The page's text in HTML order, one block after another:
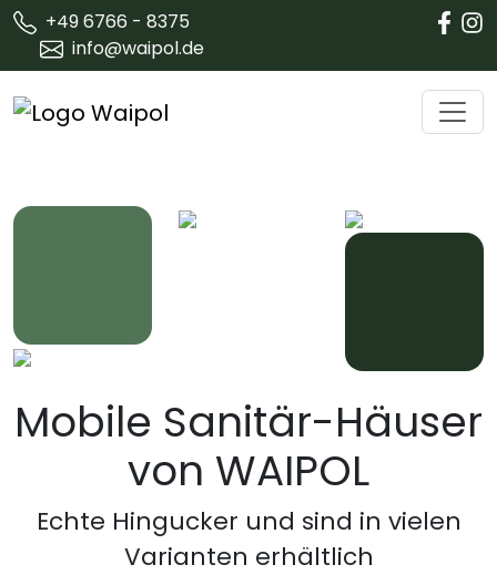
+49 6766 - 8375
info@waipol.de
Mobile Sanitär-Häuser
von WAIPOL
Echte Hingucker und sind in vielen
Varianten erhältlich